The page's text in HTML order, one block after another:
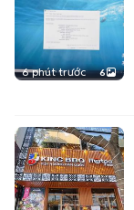
6 phút trước 6